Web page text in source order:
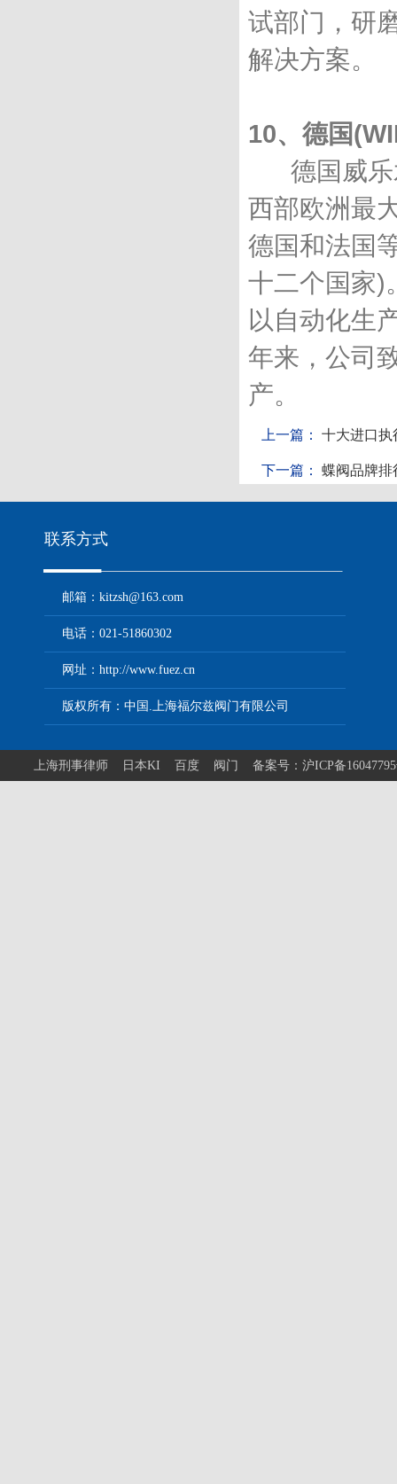
试部门，研
解决方案。
10、德国
德国威乐
西部欧洲最
德国和法国
十二个国家)
以自动化生
年来，公司
产。
上一篇： 十大进口执
下一篇： 蝶阀品牌排
联系方式
邮箱：kitzsh@163.com
电话：021-51860302
网址：http://www.fuez.cn
版权所有：中国.上海福尔兹阀门有限公司
上海刑事律师 日本KI 百度 阀门 备案号：沪ICP备